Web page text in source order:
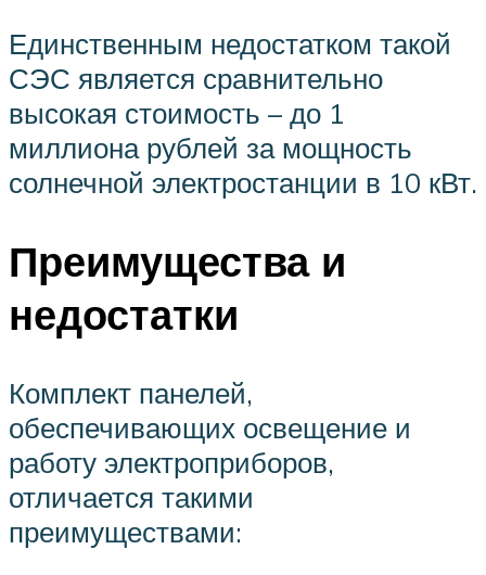
Единственным недостатком такой
СЭС является сравнительно
высокая стоимость – до 1
миллиона рублей за мощность
солнечной электростанции в 10 кВт.
Преимущества и
недостатки
Комплект панелей,
обеспечивающих освещение и
работу электроприборов,
отличается такими
преимуществами: